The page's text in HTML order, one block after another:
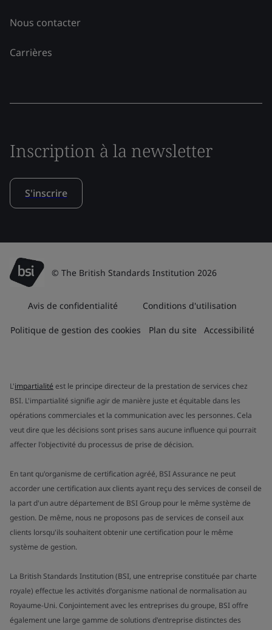
Nous contacter
Carrières
Inscription à la newsletter
S'inscrire
© The British Standards Institution 2026
Avis de confidentialité Conditions d'utilisation
Politique de gestion des cookies Plan du site Accessibilité
L'impartialité est le principe directeur de la prestation de services chez
BSI. L'impartialité signifie agir de manière juste et équitable dans les
opérations commerciales et la communication avec les personnes. Cela
veut dire que les décisions sont prises sans aucune influence qui pourrait
affecter l'objectivité du processus de prise de décision.
En tant qu'organisme de certification agréé, BSI Assurance ne peut
accorder une certification aux clients ayant reçu des services de conseil de
la part d'un autre département de BSI Group pour le même système de
gestion. De même, nous ne proposons pas de services de conseil aux
clients lorsqu'ils souhaitent obtenir une certification pour le même
système de gestion.
La British Standards Institution (BSI, une entreprise constituée par charte
royale) effectue les activités d'organisme national de normalisation au
Royaume-Uni. Conjointement avec les entreprises du groupe, BSI offre
également une large gamme de solutions d'entreprise distinctes des